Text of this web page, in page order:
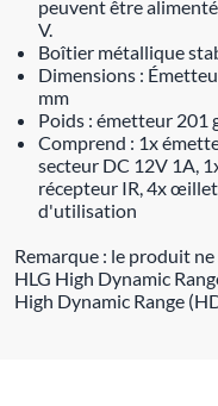
peuvent être
V.
Boîtier métallique
Dimensions :
mm
Poids : émetteur 201
Comprend : 1x
secteur DC 12V 1A,
récepteur IR, 4x
d'utilisation
Remarque : le produit
HLG High Dynamic
High Dynamic Range